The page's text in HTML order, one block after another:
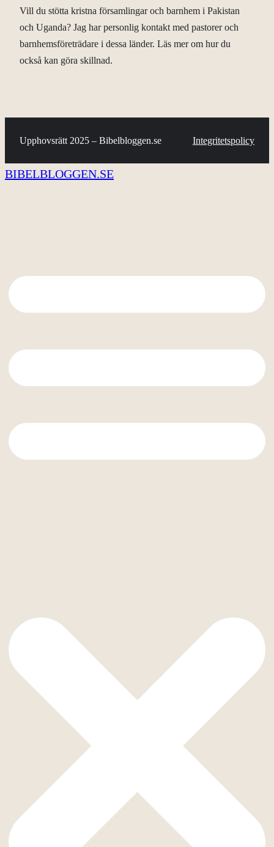
Vill du stötta kristna församlingar och barnhem i Pakistan
och Uganda? Jag har personlig kontakt med pastorer och
barnhemsföreträdare i dessa länder. Läs mer om hur du
också kan göra skillnad.
Upphovsrätt 2025 – Bibelbloggen.se Integritetspolicy
BIBELBLOGGEN.SE